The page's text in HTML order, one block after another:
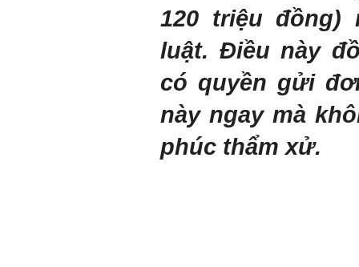
120 triệu đồng)
luật. Điều này
có quyền gửi
này ngay mà
phúc thẩm xử.